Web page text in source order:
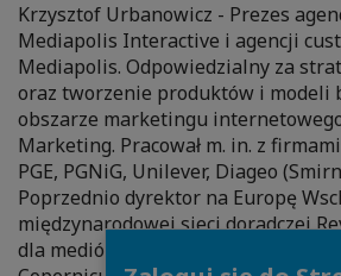
Krzysztof Urbanowicz - Prezes
Mediapolis Interactive i agencji
Mediapolis. Odpowiedzialny za
oraz tworzenie produktów i modeli
obszarze marketingu
Marketing. Pracował m. in. z
PGE, PGNiG, Unilever, Diageo
Poprzednio dyrektor na Europę
międzynarodowej sieci doradczej
dla mediów”) i prezes internetowej